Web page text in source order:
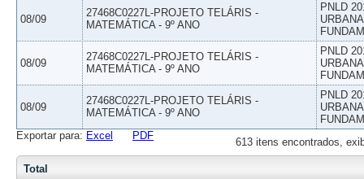
08/09
27468C0227L-PROJETO TELÁRIS -
MATEMÁTICA - 9º ANO
PNLD
08/09
27468C0227L-PROJETO TELÁRIS -
MATEMÁTICA - 9º ANO
PNLD
08/09
27468C0227L-PROJETO TELÁRIS -
MATEMÁTICA - 9º ANO
PNLD
613 itens encontrados,
Exportar para: Excel PDF
Total